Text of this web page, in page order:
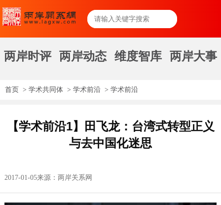
两岸时评 两岸动态 维度智库 两岸大事
首页 > 学术共同体 > 学术前沿 > 学术前沿
【学术前沿1】田飞龙：台湾式转型正义
与去中国化迷思
2017-01-05来源：两岸关系网